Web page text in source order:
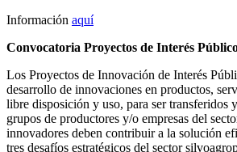
Información aquí
Convocatoria Proyectos de Interés
Los Proyectos de Innovación de Interés
desarrollo de innovaciones en productos,
libre disposición y uso, para ser transferidos
grupos de productores y/o empresas del
innovadores deben contribuir a la solución
tres desafíos estratégicos del sector